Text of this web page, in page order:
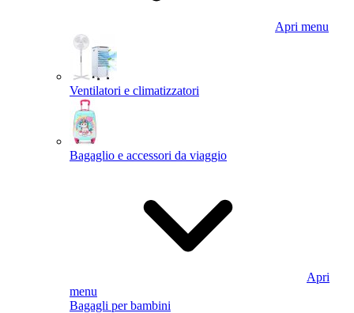
Apri menu
Ventilatori e climatizzatori
Bagaglio e accessori da viaggio
Apri
menu
Bagagli per bambini